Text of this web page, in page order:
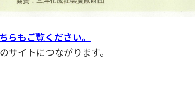
らもご覧ください。
イトにつながります。